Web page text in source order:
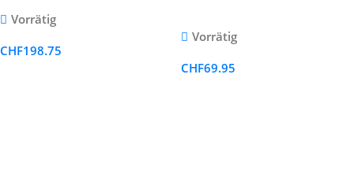
Vorrätig
CHF198.75
Vorrätig
CHF69.95